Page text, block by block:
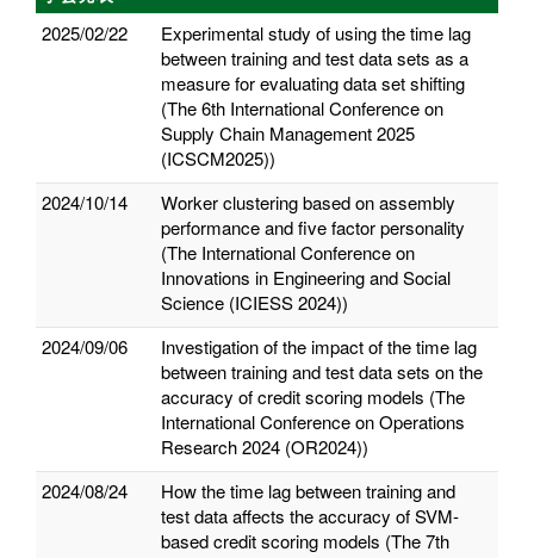
2025/02/22
Experimental study of using the time lag
between training and test data sets as a
measure for evaluating data set shifting
(The 6th International Conference on
Supply Chain Management 2025
(ICSCM2025))
2024/10/14
Worker clustering based on assembly
performance and five factor personality
(The International Conference on
Innovations in Engineering and Social
Science (ICIESS 2024))
2024/09/06
Investigation of the impact of the time lag
between training and test data sets on the
accuracy of credit scoring models (The
International Conference on Operations
Research 2024 (OR2024))
2024/08/24
How the time lag between training and
test data affects the accuracy of SVM-
based credit scoring models (The 7th